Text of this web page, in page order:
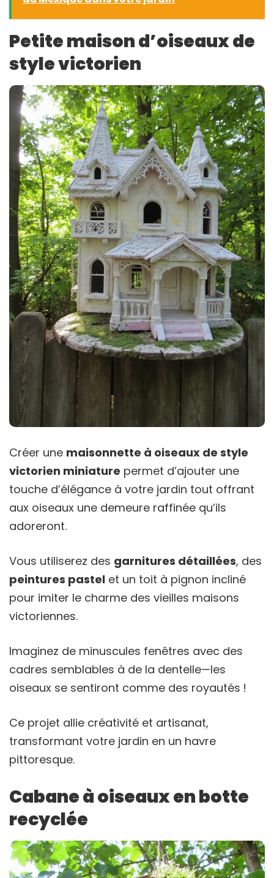
Petite maison d’oiseaux de
style victorien
Créer une maisonnette à oiseaux de style
victorien miniature permet d’ajouter une
touche d’élégance à votre jardin tout offrant
aux oiseaux une demeure raffinée qu’ils
adoreront.
Vous utiliserez des garnitures détaillées, des
peintures pastel et un toit à pignon incliné
pour imiter le charme des vieilles maisons
victoriennes.
Imaginez de minuscules fenêtres avec des
cadres semblables à de la dentelle—les
oiseaux se sentiront comme des royautés !
Ce projet allie créativité et artisanat,
transformant votre jardin en un havre
pittoresque.
Cabane à oiseaux en botte
recyclée